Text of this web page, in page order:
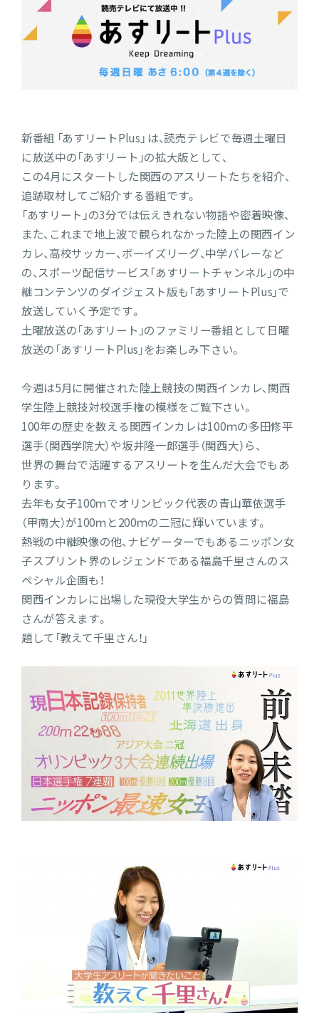
新番組 「あすリートPlus」 は、読売テレビで毎週土曜日
に放送中の「あすリート」の拡大版として、
この4月にスタートした関西のアスリートたちを紹介、
追跡取材してご紹介する番組です。
「あすリート」の3分では伝えきれない物語や密着映像、
また、これまで地上波で観られなかった陸上の関西イン
カレ、高校サッカー、ボーイズリーグ、中学バレーなど
の、スポーツ配信サービス「あすリートチャンネル」の中
継コンテンツのダイジェスト版も「あすリートPlus」で
放送していく予定です。
土曜放送の「あすリート」のファミリー番組として日曜
放送の「あすリートPlus」をお楽しみ下さい。
今週は5月に開催された陸上競技の関西インカレ、関西
学生陸上競技対校選手権の模様をご覧下さい。
100年の歴史を数える関西インカレは100ｍの多田修平
選手（関西学院大）や坂井隆一郎選手（関西大）ら、
世界の舞台で活躍するアスリートを生んだ大会でもあ
ります。
去年も女子100ｍでオリンピック代表の青山華依選手
（甲南大）が100ｍと200ｍの二冠に輝いています。
熱戦の中継映像の他、ナビゲーターでもあるニッポン女
子スプリント界のレジェンドである福島千里さんのス
ペシャル企画も！
関西インカレに出場した現役大学生からの質問に福島
さんが答えます。
題して「教えて千里さん！」